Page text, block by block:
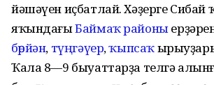
йәшәүен иҫбатлай. Хәҙерге
яҡындағыБаймаҡ районы
бөрйән, түңгәүер,ҡыпсаҡ
Ҡала 8—9 быуаттарҙа телгә